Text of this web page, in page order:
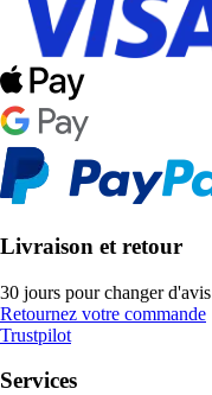
Livraison et retour
30 jours pour changer d'avis
Retournez votre commande
Trustpilot
Services